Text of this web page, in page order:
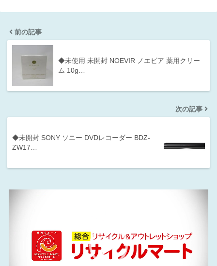
前の記事
◆未使用 未開封 NOEVIR ノエビア 薬用クリー
ム 10g…
次の記事
◆未開封 SONY ソニー DVDレコーダー BDZ-
ZW17…